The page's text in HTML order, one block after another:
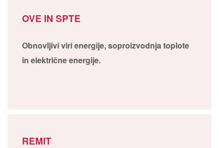
OVE IN SPTE
Obnovljivi viri energije, soproizvodnja toplote
in električne energije.
REMIT